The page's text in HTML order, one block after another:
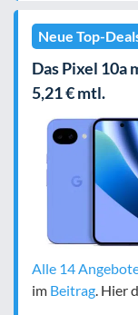
Neue Top-
Das Pixel 10a
5,21 € mtl.
Alle 14
im Beitrag . Hier